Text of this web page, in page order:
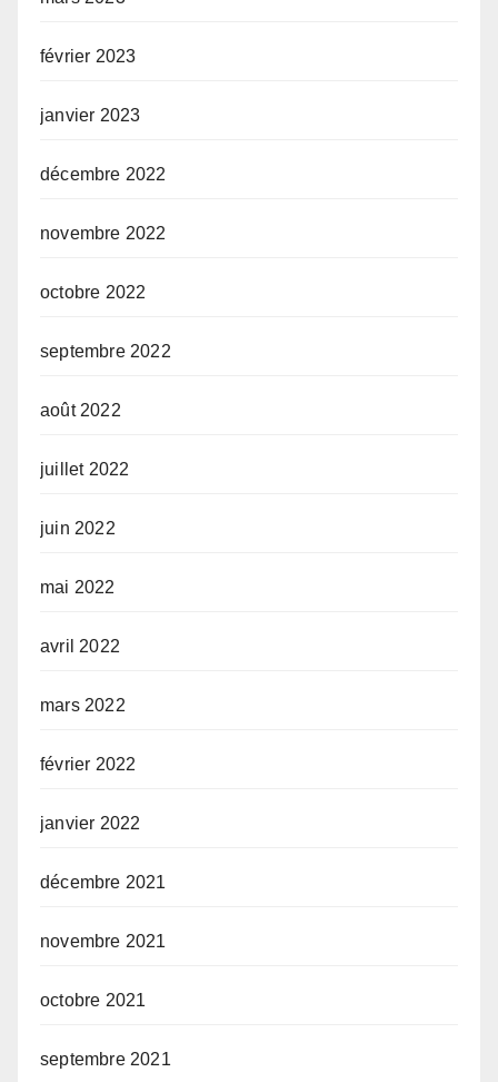
février 2023
janvier 2023
décembre 2022
novembre 2022
octobre 2022
septembre 2022
août 2022
juillet 2022
juin 2022
mai 2022
avril 2022
mars 2022
février 2022
janvier 2022
décembre 2021
novembre 2021
octobre 2021
septembre 2021